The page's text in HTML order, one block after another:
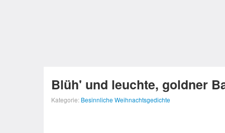
Blüh' und leuchte, goldner
Kategorie: Besinnliche Weihnachtsgedichte